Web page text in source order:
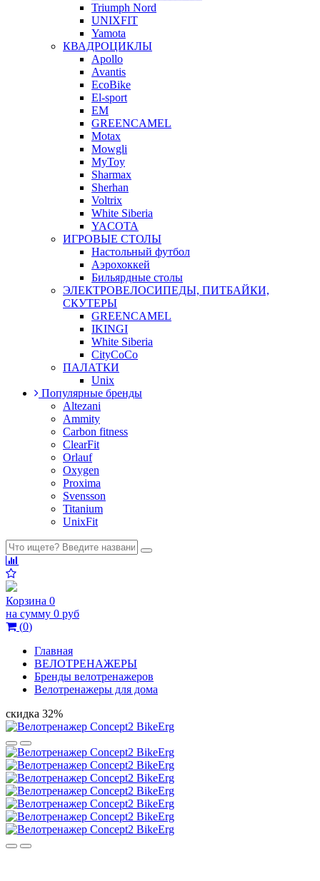
Triumph Nord
UNIXFIT
Yamota
КВАДРОЦИКЛЫ
Apollo
Avantis
EcoBike
El-sport
EM
GREENCAMEL
Motax
Mowgli
MyToy
Sharmax
Sherhan
Voltrix
White Siberia
YACOTA
ИГРОВЫЕ СТОЛЫ
Настольный футбол
Аэрохоккей
Бильярдные столы
ЭЛЕКТРОВЕЛОСИПЕДЫ, ПИТБАЙКИ,
СКУТЕРЫ
GREENCAMEL
IKINGI
White Siberia
CityCoCo
ПАЛАТКИ
Unix
Популярные бренды
Altezani
Ammity
Carbon fitness
ClearFit
Orlauf
Oxygen
Proxima
Svensson
Titanium
UnixFit
Корзина 0
на сумму 0 руб
(0)
Главная
ВЕЛОТРЕНАЖЕРЫ
Бренды велотренажеров
Велотренажеры для дома
скидка 32%